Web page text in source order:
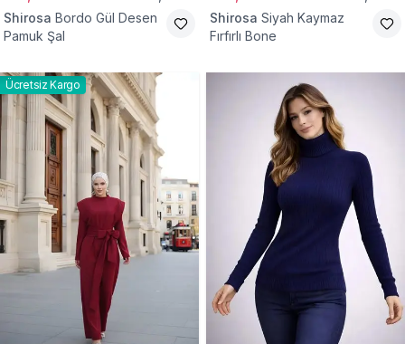
Shirosa Bordo Gül Desen
Pamuk Şal
Shirosa Siyah Kaymaz
Fırfırlı Bone
Ücretsiz Kargo